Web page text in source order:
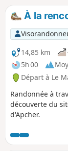
À la
14,85 km
5h 00
Départ à Le
Randonnée à
découverte du
d'Apcher.